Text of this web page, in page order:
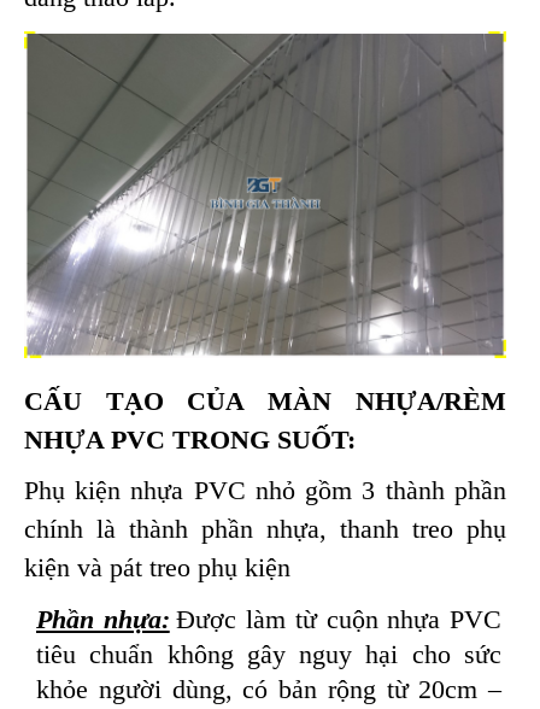
CẤU TẠO CỦA MÀN NHỰA/RÈM
NHỰA PVC TRONG SUỐT:
Phụ kiện nhựa PVC nhỏ gồm 3 thành phần
chính là thành phần nhựa, thanh treo phụ
kiện và pát treo phụ kiện
Phần nhựa: Được làm từ cuộn nhựa PVC
tiêu chuẩn không gây nguy hại cho sức
khỏe người dùng, có bản rộng từ 20cm –